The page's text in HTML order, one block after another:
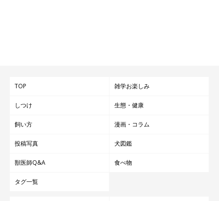
TOP 雑学お楽しみ
しつけ 生態・健康
飼い方 漫画・コラム
投稿写真 犬図鑑
獣医師Q&A 食べ物
タグ一覧